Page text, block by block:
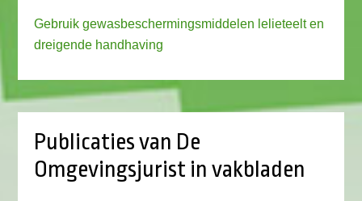
Gebruik gewasbeschermingsmiddelen lelieteelt en
dreigende handhaving
Publicaties van De
Omgevingsjurist in vakbladen